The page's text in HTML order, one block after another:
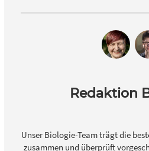
Redaktion
Unser Biologie-Team trägt die
zusammen und überprüft